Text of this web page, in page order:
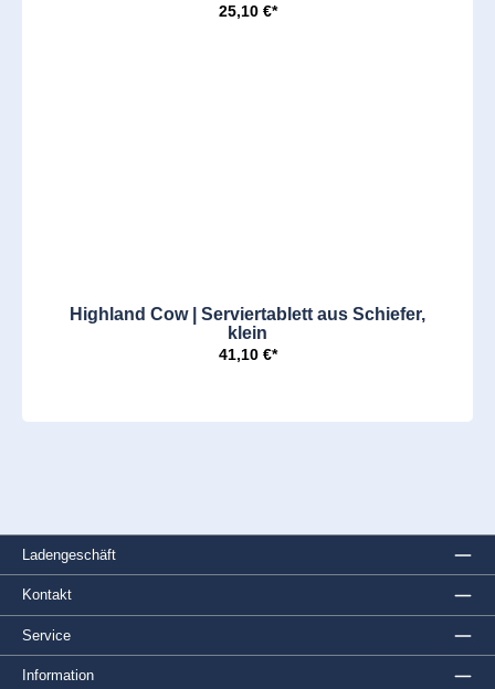
25,10 €*
Highland Cow | Serviertablett aus Schiefer,
klein
41,10 €*
Ladengeschäft
Service
Information
Kontakt